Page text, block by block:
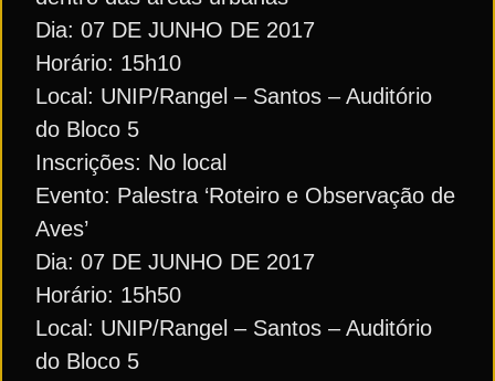
Dia: 07 DE JUNHO DE 2017
Horário: 15h10
Local: UNIP/Rangel – Santos – Auditório
do Bloco 5
Inscrições: No local
Evento: Palestra ‘Roteiro e Observação de
Aves’
Dia: 07 DE JUNHO DE 2017
Horário: 15h50
Local: UNIP/Rangel – Santos – Auditório
do Bloco 5